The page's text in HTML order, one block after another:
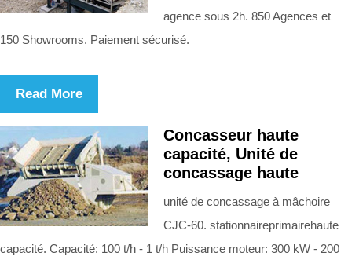
agence sous 2h. 850 Agences et
150 Showrooms. Paiement sécurisé.
Read More
Concasseur haute
capacité, Unité de
concassage haute
unité de concassage à mâchoire
CJC-60. stationnaireprimairehaute
capacité. Capacité: 100 t/h - 1 t/h Puissance moteur: 300 kW - 200